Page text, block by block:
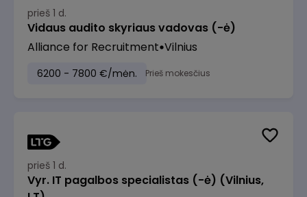
prieš 1 d.
Vidaus audito skyriaus vadovas (-ė)
Alliance for Recruitment Vilnius
6200 - 7800 €/mėn. Prieš mokesčius
prieš 1 d.
Vyr. IT pagalbos specialistas (-ė) (Vilnius,